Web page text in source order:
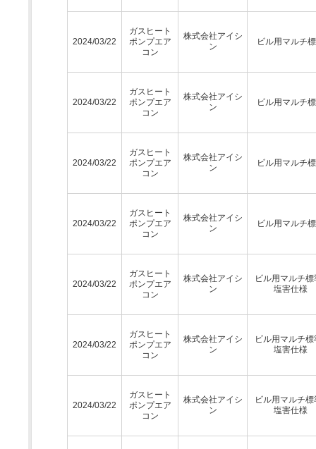
2024/03/22
ガスヒート
ポンプエア
コン
株式会社アイシ
ン
ビル用マルチ
2024/03/22
ガスヒート
ポンプエア
コン
株式会社アイシ
ン
ビル用マルチ
2024/03/22
ガスヒート
ポンプエア
コン
株式会社アイシ
ン
ビル用マルチ
2024/03/22
ガスヒート
ポンプエア
コン
株式会社アイシ
ン
ビル用マルチ
2024/03/22
ガスヒート
ポンプエア
コン
株式会社アイシ
ン
ビル用マルチ標
塩害仕様
2024/03/22
ガスヒート
ポンプエア
コン
株式会社アイシ
ン
ビル用マルチ標
塩害仕様
2024/03/22
ガスヒート
ポンプエア
コン
株式会社アイシ
ン
ビル用マルチ標
塩害仕様